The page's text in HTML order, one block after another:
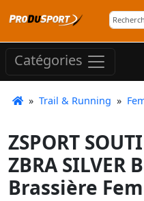
Catégories
» Trail & Running »
ZSPORT
ZBRA SILVER
Brassière